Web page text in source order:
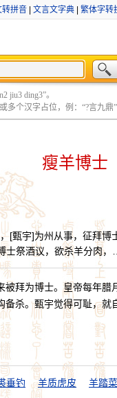
转拼音 文言文字典 繁体字转
jiu3 ding3”。
个汉字占位，例：“?言九鼎”
瘦羊博士
[甄宇]为州从事，征拜
士祭酒议，欲杀羊分肉
拜为博士。皇帝每年
杀。甄宇觉得可耻，
垂钓 羊质虎皮
羊踏